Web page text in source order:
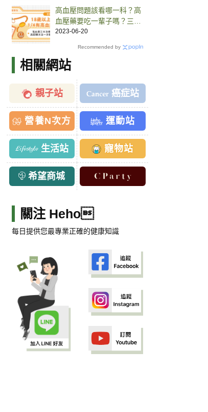
高血壓問題該看哪一科？高
血壓藥要吃一輩子嗎？三大
治療與控制方法一次說明
2023-06-20
Recommended by
相關網站
親子站 癌症站
營養N次方 運動站
生活站 寵物站
希望商城
關注 Heho
每日提供您最專業正確的健康知識